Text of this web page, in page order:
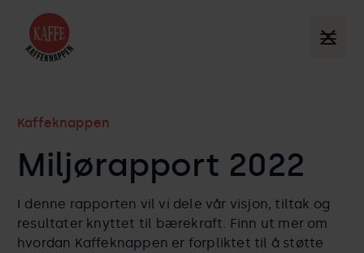
Kaffeknappen
Miljørapport 2022
I denne rapporten vil vi dele vår visjon, tiltak og
resultater knyttet til bærekraft. Finn ut mer om
hvordan Kaffeknappen er forpliktet til å støtte